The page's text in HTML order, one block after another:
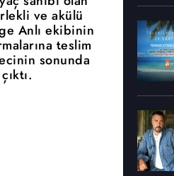
ve akülü
Anlı ekibinin
teslim
sonunda